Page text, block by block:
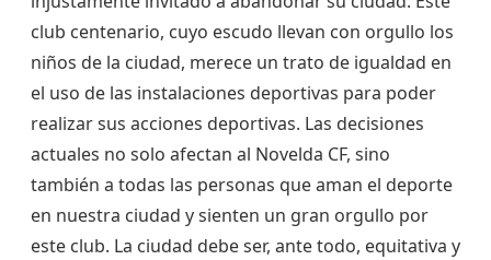
club centenario, cuyo escudo llevan con orgullo los
niños de la ciudad, merece un trato de igualdad en
el uso de las instalaciones deportivas para poder
realizar sus acciones deportivas. Las decisiones
actuales no solo afectan al Novelda CF, sino
también a todas las personas que aman el deporte
en nuestra ciudad y sienten un gran orgullo por
este club. La ciudad debe ser, ante todo, equitativa y